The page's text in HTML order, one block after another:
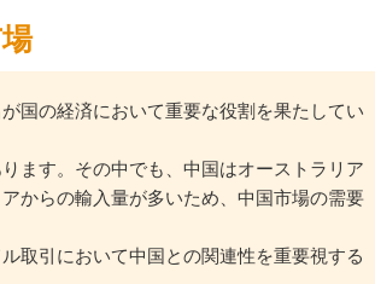
国の経済において重要な役割を果たしてい
ます。その中でも、中国はオーストラリア
からの輸入量が多いため、中国市場の需要
取引において中国との関連性を重要視する